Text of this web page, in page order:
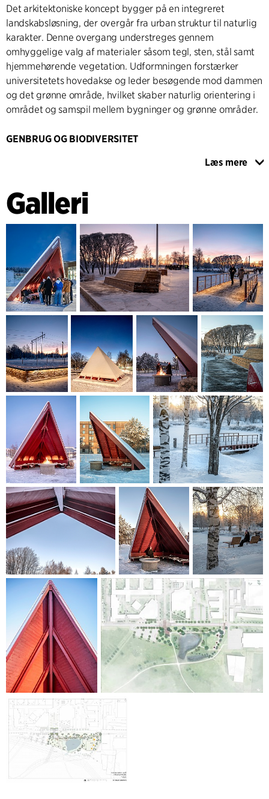
Det arkitektoniske koncept bygger på en integreret
landskabsløsning, der overgår fra urban struktur til naturlig
karakter. Denne overgang understreges gennem
omhyggelige valg af materialer såsom tegl, sten, stål samt
hjemmehørende vegetation. Udformningen forstærker
universitetets hovedakse og leder besøgende mod dammen
og det grønne område, hvilket skaber naturlig orientering i
området og samspil mellem bygninger og grønne områder.
GENBRUG OG BIODIVERSITET
Projektet omfatter to indgangstorve, gangstier, et trædæk,
sten definerer mure og belægning, hvilket forankrer
udformningen i den lokale kontekst. Læskærmene er bygget
i træ med innovative teknikker, der kombinerer traditionelt
håndværk med et moderne formsprog. Træ er valgt for at
skabe en varm, taktil oplevelse og styrke den naturlige
karakter.
Landskabet fremmer biodiversitet og menneskeligt
velvære. Eksisterende vegetation er bevaret og suppleret
med hjemmehørende arter. Belysning og sigtelinjer er
integreret for tryghed og stemning året rundt. Gennem
genbrug minimeres klimapåvirkningen, samtidig med at
projektet tilfører stedet identitet og dybde.
Parken styrker sociale bånd, opmuntrer til udendørsliv og
bringer naturen tættere på hverdagen – et vigtigt bidrag til
et mere klimavenligt og levende campusmiljø.
Læs mere
Galleri